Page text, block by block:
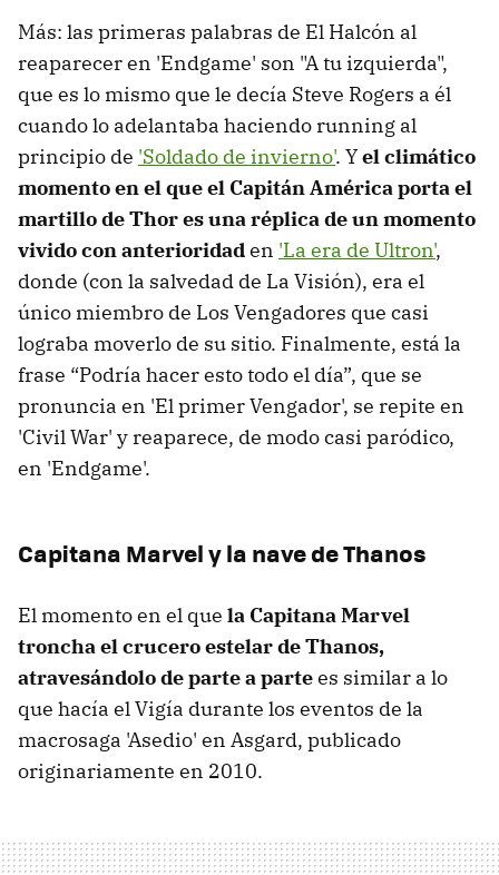
Más: las primeras palabras de El Halcón al
reaparecer en 'Endgame' son "A tu izquierda",
que es lo mismo que le decía Steve Rogers a él
cuando lo adelantaba haciendo running al
principio de 'Soldado de invierno'. Yel climático
momento en el que el Capitán América porta el
martillo de Thor es una réplica de un momento
vivido con anterioridaden 'La era de Ultron',
donde (con la salvedad de La Visión), era el
único miembro de Los Vengadores que casi
lograba moverlo de su sitio. Finalmente, está la
frase “Podría hacer esto todo el día”, que se
pronuncia en 'El primer Vengador', se repite en
'Civil War' y reaparece, de modo casi paródico,
en 'Endgame'.
Capitana Marvel y la nave de Thanos
El momento en el que la Capitana Marvel
troncha el crucero estelar de Thanos,
atravesándolo de parte a partees similar a lo
que hacía el Vigía durante los eventos de la
macrosaga 'Asedio' en Asgard, publicado
originariamente en 2010.